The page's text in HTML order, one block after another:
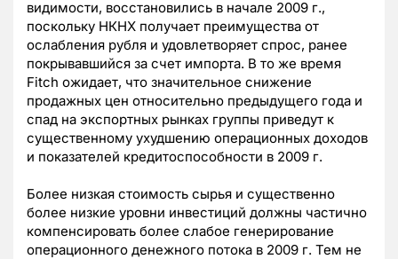
видимости, восстановились в начале 2009 г.,
поскольку НКНХ получает преимущества от
ослабления рубля и удовлетворяет спрос, ранее
покрывавшийся за счет импорта. В то же время
Fitch ожидает, что значительное снижение
продажных цен относительно предыдущего года и
спад на экспортных рынках группы приведут к
существенному ухудшению операционных доходов
и показателей кредитоспособности в 2009 г.
Более низкая стоимость сырья и существенно
более низкие уровни инвестиций должны частично
компенсировать более слабое генерирование
операционного денежного потока в 2009 г. Тем не